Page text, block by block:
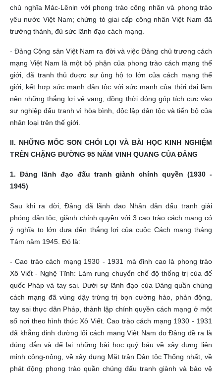
chủ nghĩa Mác-Lênin với phong trào công nhân và phong trào
yêu nước Việt Nam; chứng tỏ giai cấp công nhân Việt Nam đã
trưởng thành, đủ sức lãnh đạo cách mạng.
- Đảng Cộng sản Việt Nam ra đời và việc Đảng chủ trương cách
mạng Việt Nam là một bộ phận của phong trào cách mạng thế
giới, đã tranh thủ được sự ủng hộ to lớn của cách mạng thế
giới, kết hợp sức mạnh dân tộc với sức mạnh của thời đại làm
nên những thắng lợi vẻ vang; đồng thời đóng góp tích cực vào
sự nghiệp đấu tranh vì hòa bình, độc lập dân tộc và tiến bộ của
nhân loại trên thế giới.
II. NHỮNG MỐC SON CHÓI LỌI VÀ BÀI HỌC KINH NGHIỆM
TRÊN CHẶNG ĐƯỜNG 95 NĂM VINH QUANG CỦA ĐẢNG
1. Đảng lãnh đạo đấu tranh giành chính quyền (1930 -
1945)
Sau khi ra đời, Đảng đã lãnh đạo Nhân dân đấu tranh giải
phóng dân tộc, giành chính quyền với 3 cao trào cách mạng có
ý nghĩa to lớn đưa đến thắng lợi của cuộc Cách mạng tháng
Tám năm 1945. Đó là:
- Cao trào cách mạng 1930 - 1931 mà đỉnh cao là phong trào
Xô Viết - Nghệ Tĩnh: Làm rung chuyển chế độ thống trị của đế
quốc Pháp và tay sai. Dưới sự lãnh đạo của Đảng quần chúng
cách mạng đã vùng dậy trừng trị bọn cường hào, phản động,
tay sai thực dân Pháp, thành lập chính quyền cách mạng ở một
số nơi theo hình thức Xô Viết. Cao trào cách mạng 1930 - 1931
đã khẳng định đường lối cách mạng Việt Nam do Đảng đề ra là
đúng đắn và để lại những bài học quý báu về xây dựng liên
minh công-nông, về xây dựng Mặt trận Dân tộc Thống nhất, về
phát động phong trào quần chúng đấu tranh giành và bảo vệ